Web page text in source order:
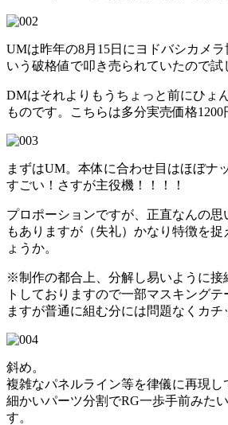
UMは昨年の8月15日にヨドバシカメラ
いう破格値で叩き売られていたので試
DMはそれよりもうちょっと前にひょ
ものです。こちらは多分実売価格1200
まずはUM。本体に合わせ目はほぼナ
すごい！さすが主役機！！！！
プロポーションですが、正直なんの
もありますが（失礼）かなり特徴を
ょうか。
※制作の都合上、分解し易いように接
トしておりますので一部マスキング
ますが普通に組む分には問題なくカチ
斜め。
複雑なパネルライン等を律儀に再現し
細かいパーツ分割でRG一歩手前みた
す。